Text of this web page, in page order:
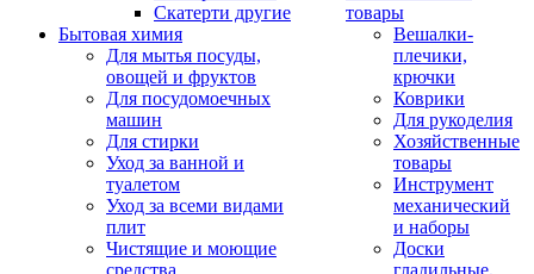
Скатерти другие
Бытовая химия
Для мытья посуды,
овощей и фруктов
Для посудомоечных
машин
Для стирки
Уход за ванной и
туалетом
Уход за всеми видами
плит
Чистящие и моющие
средства
товары
Вешалки-
плечики,
крючки
Коврики
Для рукоделия
Хозяйственные
товары
Инструмент
механический
и наборы
Доски
гладильные,